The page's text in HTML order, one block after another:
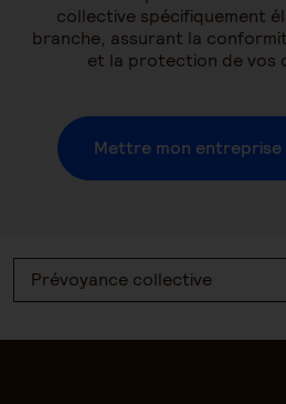
collective spécifiquement
branche, assurant la
et la protection de vos
Mettre mon
Prévoyance collective